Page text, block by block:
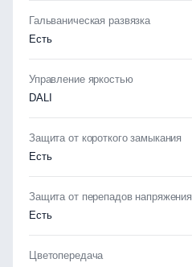
Гальваническая развязка
Есть
Управление яркостью
DALI
Защита от короткого замыкания
Есть
Защита от перепадов напряжения
Есть
Цветопередача